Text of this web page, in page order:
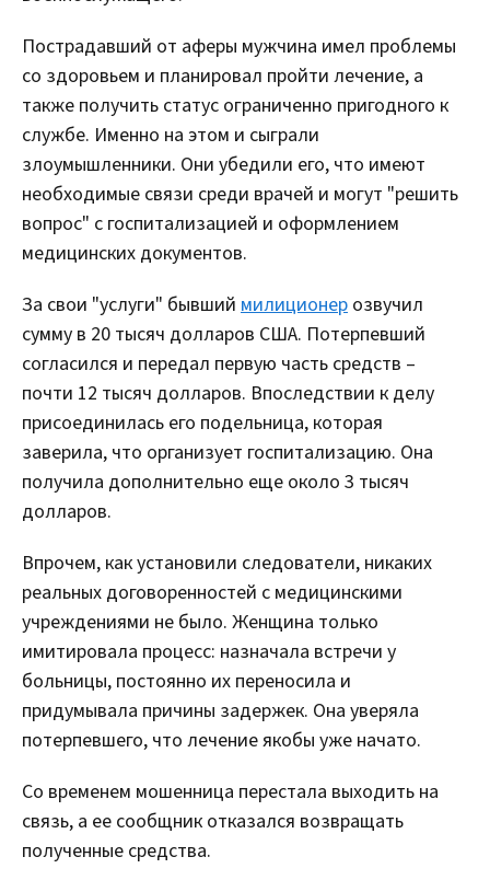
Пострадавший от аферы мужчина имел проблемы
со здоровьем и планировал пройти лечение, а
также получить статус ограниченно пригодного к
службе. Именно на этом и сыграли
злоумышленники. Они убедили его, что имеют
необходимые связи среди врачей и могут "решить
вопрос" с госпитализацией и оформлением
медицинских документов.
За свои "услуги" бывший милиционер озвучил
сумму в 20 тысяч долларов США. Потерпевший
согласился и передал первую часть средств –
почти 12 тысяч долларов. Впоследствии к делу
присоединилась его подельница, которая
заверила, что организует госпитализацию. Она
получила дополнительно еще около 3 тысяч
долларов.
Впрочем, как установили следователи, никаких
реальных договоренностей с медицинскими
учреждениями не было. Женщина только
имитировала процесс: назначала встречи у
больницы, постоянно их переносила и
придумывала причины задержек. Она уверяла
потерпевшего, что лечение якобы уже начато.
Со временем мошенница перестала выходить на
связь, а ее сообщник отказался возвращать
полученные средства.